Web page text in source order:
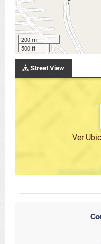
200 m
500 ft
Street View
Ver